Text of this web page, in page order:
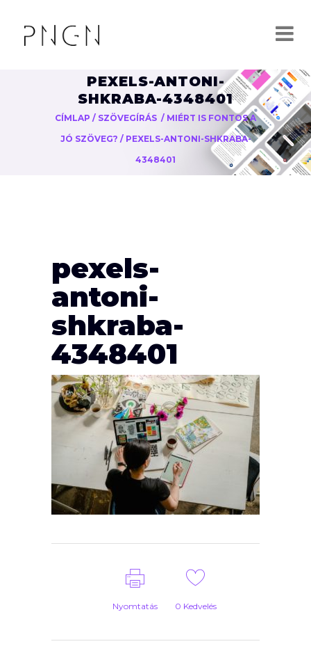
PEXELS-ANTONI-
SHKRABA-4348401
CÍMLAP / SZÖVEGÍRÁS / MIÉRT IS FONTOS A
JÓ SZÖVEG? / PEXELS-ANTONI-SHKRABA-
4348401
pexels-
antoni-
shkraba-
4348401
Nyomtatás 0 Kedvelés